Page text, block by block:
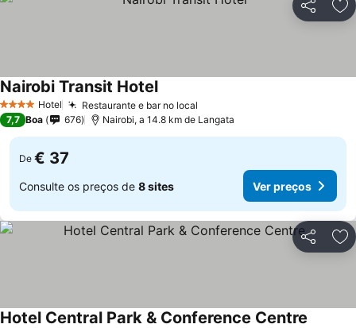
Partilhar
4 EstrelasHotel Restaurante e bar no local
Nairobi Transit HotelVer preços
7,7 Boa 676 Nairobi, a 14.8 km de Langata
De € 37
Consulte os preços de 8 sites Ver preços
Partilhar
Hotel Central Park & Conference Centre